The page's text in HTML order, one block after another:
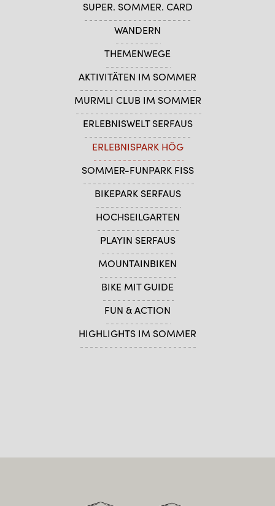
SUPER. SOMMER. CARD
WANDERN
THEMENWEGE
AKTIVITÄTEN IM SOMMER
MURMLI CLUB IM SOMMER
ERLEBNISWELT SERFAUS
ERLEBNISPARK HÖG
SOMMER-FUNPARK FISS
BIKEPARK SERFAUS
HOCHSEILGARTEN
PLAYIN SERFAUS
MOUNTAINBIKEN
BIKE MIT GUIDE
FUN & ACTION
HIGHLIGHTS IM SOMMER